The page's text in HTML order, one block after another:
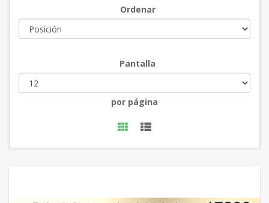
Ordenar
Pantalla
por página